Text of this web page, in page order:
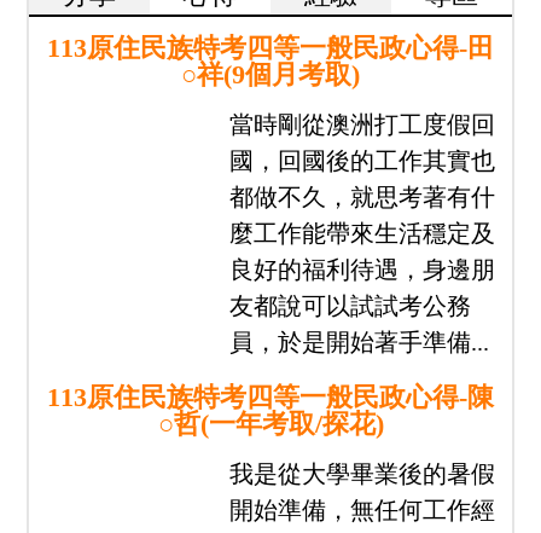
我們都在志光
找到人生新方向
國營就業
心得
警專教甄
經驗
專技證照
專區